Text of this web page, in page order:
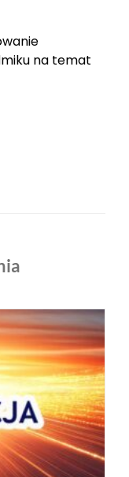
na temat